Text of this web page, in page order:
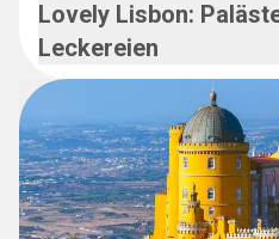
Lovely Lisbon:
Leckereien